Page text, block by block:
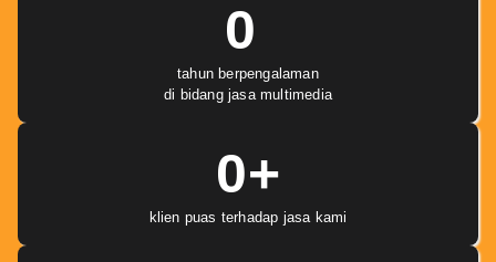
tahun berpengalaman
di bidang jasa multimedia
0
klien puas terhadap jasa kami
0+